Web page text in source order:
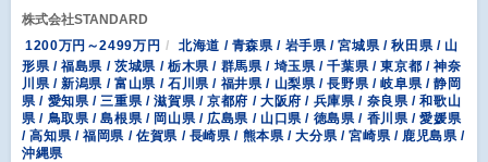
株式会社STANDARD
1200万円～2499万円
北海道 / 青森県 / 岩手県 / 宮城県 / 秋田県 / 山
形県 / 福島県 / 茨城県 / 栃木県 / 群馬県 / 埼玉県 / 千葉県 / 東京都 / 神奈
川県 / 新潟県 / 富山県 / 石川県 / 福井県 / 山梨県 / 長野県 / 岐阜県 / 静岡
県 / 愛知県 / 三重県 / 滋賀県 / 京都府 / 大阪府 / 兵庫県 / 奈良県 / 和歌山
県 / 鳥取県 / 島根県 / 岡山県 / 広島県 / 山口県 / 徳島県 / 香川県 / 愛媛県
/ 高知県 / 福岡県 / 佐賀県 / 長崎県 / 熊本県 / 大分県 / 宮崎県 / 鹿児島県 /
沖縄県